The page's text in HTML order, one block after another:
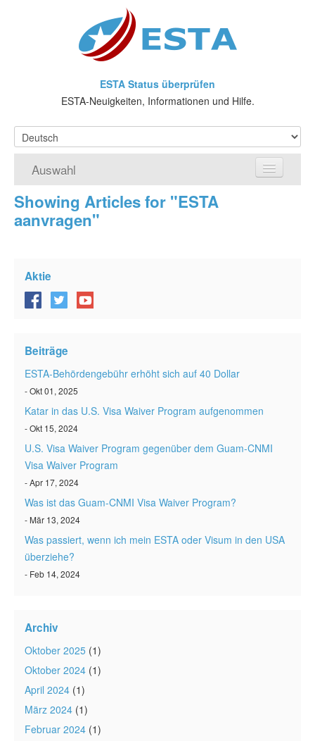
ESTA Status überprüfen
ESTA-Neuigkeiten, Informationen und Hilfe.
Auswahl
Home
ESTA-Antrag
VWP
ESTA Artikel
Kontakt
Showing Articles for "ESTA
aanvragen"
Aktie
Beiträge
ESTA-Behördengebühr erhöht sich auf 40 Dollar
- Okt 01, 2025
Katar in das U.S. Visa Waiver Program aufgenommen
- Okt 15, 2024
U.S. Visa Waiver Program gegenüber dem Guam-CNMI
Visa Waiver Program
- Apr 17, 2024
Was ist das Guam-CNMI Visa Waiver Program?
- Mär 13, 2024
Was passiert, wenn ich mein ESTA oder Visum in den USA
überziehe?
- Feb 14, 2024
Archiv
Oktober 2025 (1)
Oktober 2024 (1)
April 2024 (1)
März 2024 (1)
Februar 2024 (1)